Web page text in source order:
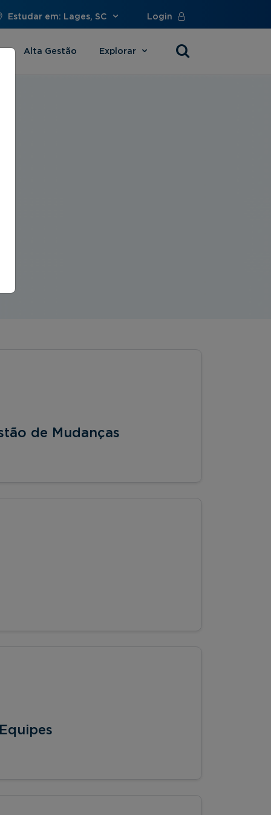
Estudar em: Lages, SC Login
Alta Gestão Explorar
de Mudanças